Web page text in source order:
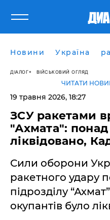
Новини Україна
ДІАЛОГ ВІЙСЬКОВИЙ ОГЛЯД
ЧИТАТИ
19 травня 2026, 18:27
​ЗСУ ракетами
"Ахмата": понад
ліквідовано,
Сили оборони
ракетного удару
підрозділу
окупантів було